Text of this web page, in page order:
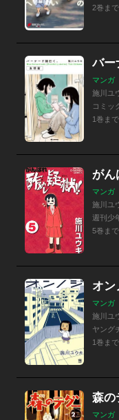
2巻ま
バー
マンガ
施川ユ
コミッ
1巻ま
がん
マンガ
施川ユ
週刊少
5巻ま
オン
マンガ
施川ユ
ヤング
1巻ま
森の
マンガ